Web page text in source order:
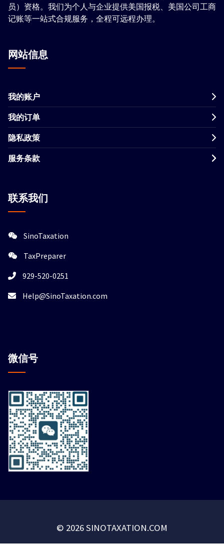
员）资格。我们为个人与企业提供美国报税、美国公司工商
记账等一站式合规服务，全程可远程办理。
网站信息
我的账户
我的订单
隐私政策
服务条款
联系我们
SinoTaxation
TaxPreparer
929-520-0251
Help@SinoTaxation.com
微信号
© 2026 SINOTAXATION.COM